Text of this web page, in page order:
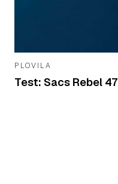
PLOVILA
Test: Sacs Rebel 47